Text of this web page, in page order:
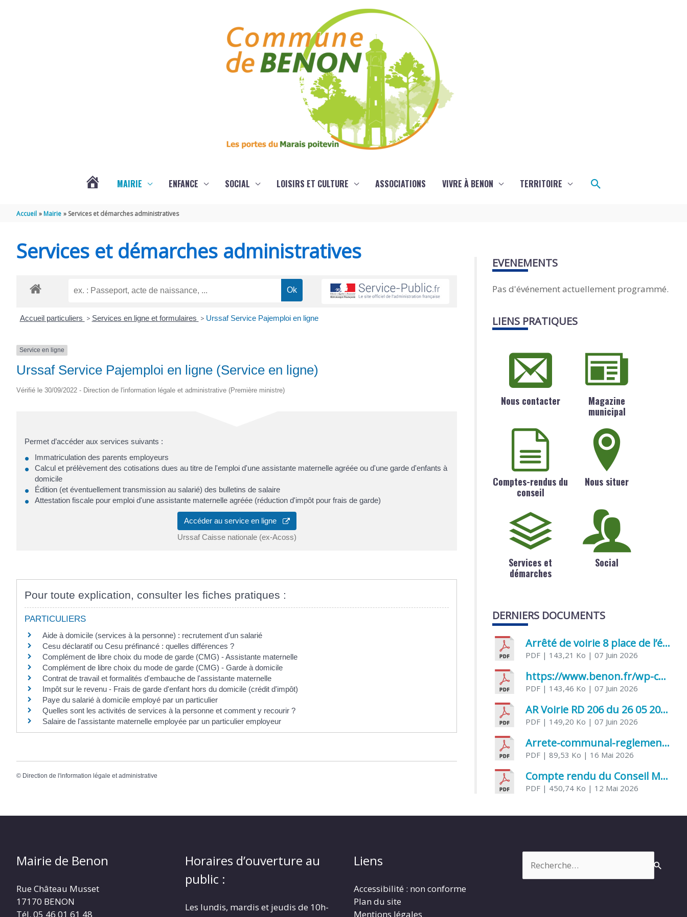
MAIRIE ENFANCE SOCIAL LOISIRS ET CULTURE ASSOCIATIONS VIVRE À BENON TERRITOIRE Rechercher
Accueil Mairie Services et démarches administratives
Services et démarches administratives
Accueil particuliers > Services en ligne et formulaires > Urssaf Service Pajemploi en ligne
Service en ligne
Urssaf Service Pajemploi en ligne (Service en ligne)
Vérifié le 30/09/2022 - Direction de l'information légale et administrative (Première ministre)
Permet d’accéder aux services suivants :
Immatriculation des parents employeurs
Calcul et prélèvement des cotisations dues au titre de l'emploi d'une assistante maternelle agréée ou d'une garde d'enfants à
domicile
Édition (et éventuellement transmission au salarié) des bulletins de salaire
Attestation fiscale pour emploi d'une assistante maternelle agréée (réduction d'impôt pour frais de garde)
Accéder au service en ligne
Urssaf Caisse nationale (ex-Acoss)
Pour toute explication, consulter les fiches pratiques :
PARTICULIERS
Aide à domicile (services à la personne) : recrutement d'un salarié
Cesu déclaratif ou Cesu préfinancé : quelles différences ?
Complément de libre choix du mode de garde (CMG) - Assistante maternelle
Complément de libre choix du mode de garde (CMG) - Garde à domicile
Contrat de travail et formalités d'embauche de l'assistante maternelle
Impôt sur le revenu - Frais de garde d'enfant hors du domicile (crédit d'impôt)
Paye du salarié à domicile employé par un particulier
Quelles sont les activités de services à la personne et comment y recourir ?
Salaire de l'assistante maternelle employée par un particulier employeur
© Direction de l'information légale et administrative
EVENEMENTS
Pas d'événement actuellement programmé.
LIENS PRATIQUES
Nous contacter
Magazine
municipal
Comptes-rendus du
conseil
Nous situer
Services et
démarches
Social
DERNIERS DOCUMENTS
Arrêté de voirie 8 place de l’église 17170 Benon
PDF | 143,21 Ko | 07 Juin 2026
https://www.benon.fr/wp-content/uploads/2026/06/AR-Voirie-Chemin-de-Lafond-du-26-05-2026.pdf
PDF | 143,46 Ko | 07 Juin 2026
AR Voirie RD 206 du 26 05 2026
PDF | 149,20 Ko | 07 Juin 2026
Arrete-communal-reglemenatnt-des-bruits-de-voisinage-et-des-activites-bruyantes
PDF | 89,53 Ko | 16 Mai 2026
Compte rendu du Conseil Municipal du 06 mai 2026
PDF | 450,74 Ko | 12 Mai 2026
Mairie de Benon
Rue Château Musset
17170 BENON
Tél. 05 46 01 61 48
Horaires d’ouverture au
public :
Les lundis, mardis et jeudis de 10h-
Liens
Accessibilité : non conforme
Plan du site
Mentions légales